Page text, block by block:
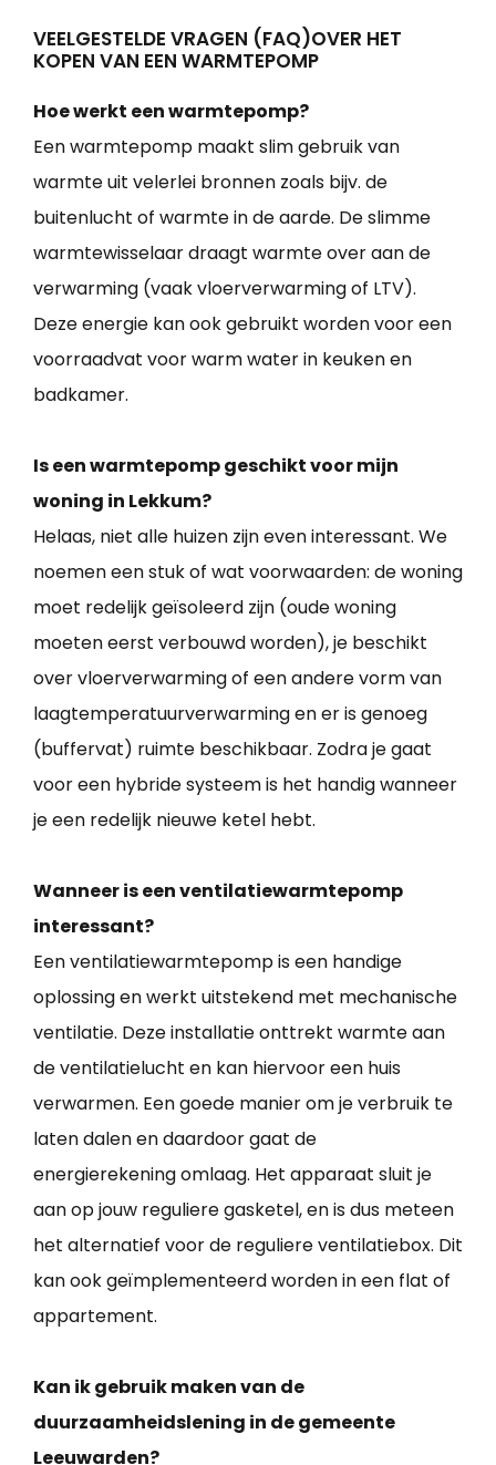
VEELGESTELDE VRAGEN (FAQ)OVER HET
KOPEN VAN EEN WARMTEPOMP
Hoe werkt een warmtepomp?
Een warmtepomp maakt slim gebruik van
warmte uit velerlei bronnen zoals bijv. de
buitenlucht of warmte in de aarde. De slimme
warmtewisselaar draagt warmte over aan de
verwarming (vaak vloerverwarming of LTV).
Deze energie kan ook gebruikt worden voor een
voorraadvat voor warm water in keuken en
badkamer.
Is een warmtepomp geschikt voor mijn
woning in Lekkum?
Helaas, niet alle huizen zijn even interessant. We
noemen een stuk of wat voorwaarden: de woning
moet redelijk geïsoleerd zijn (oude woning
moeten eerst verbouwd worden), je beschikt
over vloerverwarming of een andere vorm van
laagtemperatuurverwarming en er is genoeg
(buffervat) ruimte beschikbaar. Zodra je gaat
voor een hybride systeem is het handig wanneer
je een redelijk nieuwe ketel hebt.
Wanneer is een ventilatiewarmtepomp
interessant?
Een ventilatiewarmtepomp is een handige
oplossing en werkt uitstekend met mechanische
ventilatie. Deze installatie onttrekt warmte aan
de ventilatielucht en kan hiervoor een huis
verwarmen. Een goede manier om je verbruik te
laten dalen en daardoor gaat de
energierekening omlaag. Het apparaat sluit je
aan op jouw reguliere gasketel, en is dus meteen
het alternatief voor de reguliere ventilatiebox. Dit
kan ook geïmplementeerd worden in een flat of
appartement.
Kan ik gebruik maken van de
duurzaamheidslening in de gemeente
Leeuwarden?